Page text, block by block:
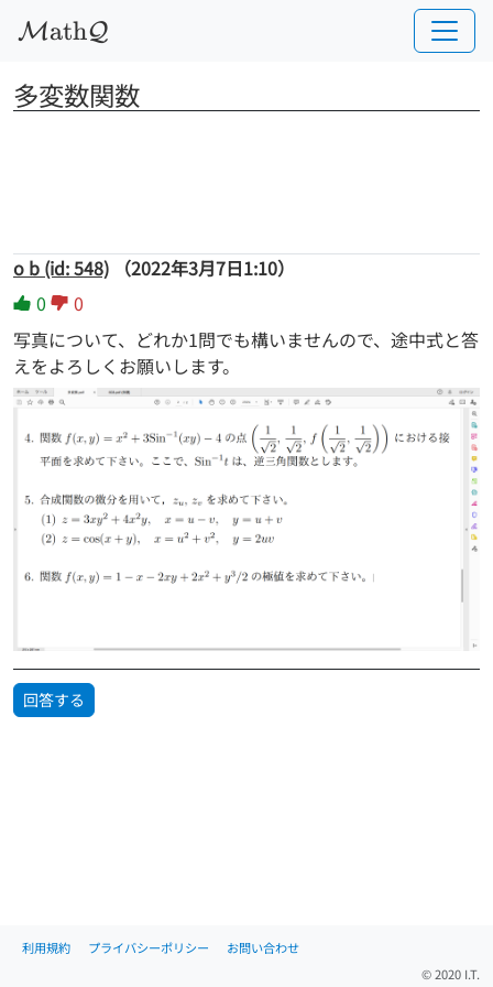
MathQ
多変数関数
o b (id: 548)
（2022年3月7日1:10）
0
0
写真について、どれか1問でも構いませんので、途中式と答
えをよろしくお願いします。
回答する
利用規約 プライバシーポリシー
お問い合わせ
© 2020 I.T.